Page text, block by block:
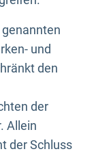
und
den
der
Allein
der Schluss